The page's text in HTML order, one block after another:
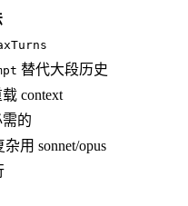
替代大段历史
context
需的
用 sonnet/opus